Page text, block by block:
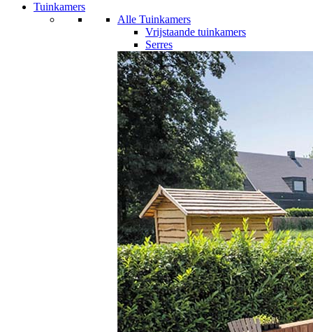
Tuinkamers
Alle Tuinkamers
Vrijstaande tuinkamers
Serres